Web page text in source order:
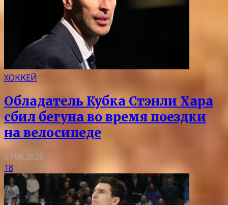
ХОККЕЙ
Обладатель Кубка Стэнли Хара
сбил бегуна во время поездки
на велосипеде
07.08.2026
18